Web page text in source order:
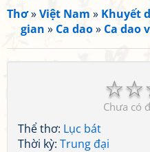
Thơ»Việt Nam » Khuyết
gian » Ca dao» Ca dao
☆
☆
Chưa có
Thể thơ: Lục bát
Thời kỳ: Trung đại